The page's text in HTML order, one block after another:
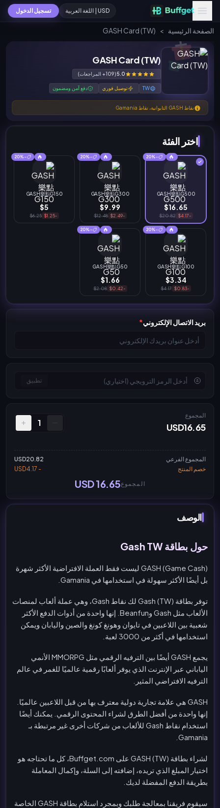
USD | اللغة العربية تسجيل الدخول
الصفحة الرئيسية >
GASH Card (TW)
GASH Card (TW)
5.0(109+ المراجعات)
TW توصيل فوري دفع آمن ومضمون
نقاط GASH التايوانية، نقاط Gamania
اختر الفئة
-20%
GASH樂點G500
$16.65
-$4.17
$20.82
-20%
GASH樂點G300
$9.99
-$2.49
$12.48
-20%
GASH樂點G150
$5
-$1.25
$6.25
-20%
GASH樂點G100
$3.34
-$0.83
$4.17
-20%
GASH樂點G50
$1.66
-$0.42
$2.08
بريد الاتصال الإلكتروني*
تطبيق
المجموع
USD16.65
1
المجموع الفرعي
USD20.82
خصم المنتج
- USD4.17
المجموعUSD 16.65
الوصف
حول بطاقة Gash TW
GASH (Game Cash) ليست فقط العملة الافتراضية الأكثر شهرة
بل أيضًا الأكثر سهولة في استخدامها في Gamania.
توفر بطاقة Gash (TW) لك نقاط Gash، وهي عملة ألعاب لمنصات
الألعاب مثل Gash وBeanfun. إنها واحدة من أدوات الدفع الأكثر
شعبية بين اللاعبين في تايوان وهونغ كونغ والصين واليابان ويمكن
استخدامها في أكثر من 3000 لعبة.
يجمع GASH أيضًا بين الترفيه الرقمي مثل MMORPG الأنمي
الياباني عبر الإنترنت الذي يوفر ألعابًا رقمية عالميًا للغمر في عالم
الترفيه الافتراضي المثير.
GASH هي علامة تجارية دولية معترف بها من قبل اللاعبين عالميًا.
إنها واحدة من أفضل الطرق لشراء المحتوى الرقمي. يمكنك أيضًا
استخدام نقاط Gash للألعاب من شركات أخرى غير مرتبطة بـ
Gamania.
لشراء بطاقة GASH (TW) على Buffget.com، كل ما تحتاجه هو
اختيار المبلغ الذي تريده، إضافته إلى السلة، وإكمال المعاملة
بطريقة الدفع المفضلة لديك.
سيقوم فريقنا بمعالجة طلبك وبمجرد استلام بطاقة GASH الخاصة